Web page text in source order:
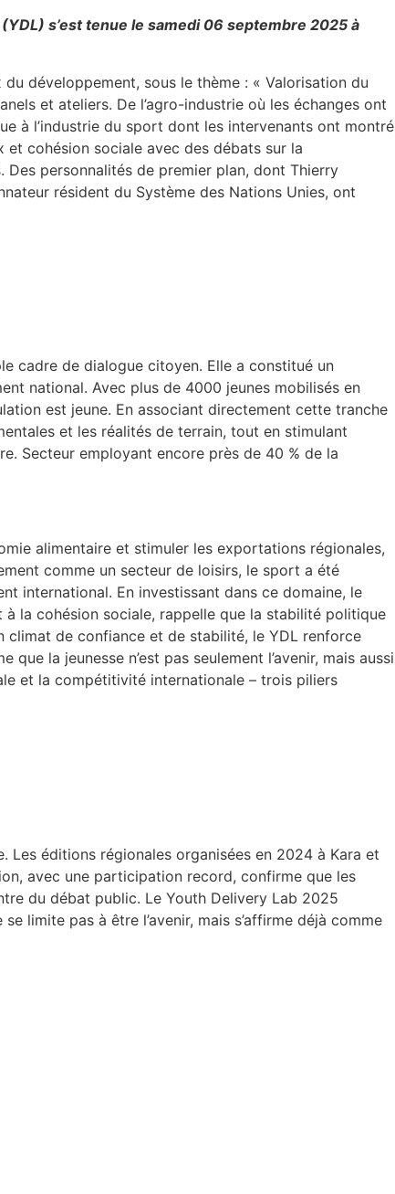
s’est tenue le samedi 06 septembre 2025 à
développement, sous le thème : « Valorisation du
et ateliers. De l’agro-industrie où les échanges ont
à l’industrie du sport dont les intervenants ont montré
cohésion sociale avec des débats sur la
personnalités de premier plan, dont Thierry
résident du Système des Nations Unies, ont
cadre de dialogue citoyen. Elle a constitué un
national. Avec plus de 4000 jeunes mobilisés en
est jeune. En associant directement cette tranche
et les réalités de terrain, tout en stimulant
Secteur employant encore près de 40 % de la
alimentaire et stimuler les exportations régionales,
comme un secteur de loisirs, le sport a été
international. En investissant dans ce domaine, le
la cohésion sociale, rappelle que la stabilité politique
climat de confiance et de stabilité, le YDL renforce
la jeunesse n’est pas seulement l’avenir, mais aussi
et la compétitivité internationale – trois piliers
éditions régionales organisées en 2024 à Kara et
avec une participation record, confirme que les
du débat public. Le Youth Delivery Lab 2025
limite pas à être l’avenir, mais s’affirme déjà comme